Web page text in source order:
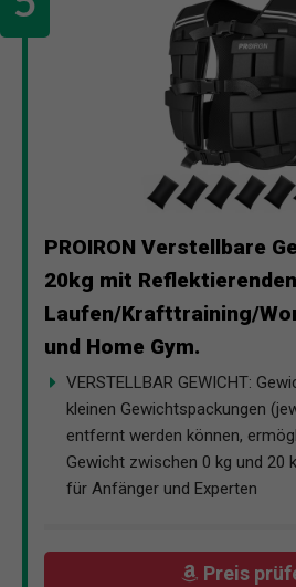
PROIRON Verstellbare
20kg mit
Laufen/Krafttraining/
und Home Gym.
VERSTELLBAR GEWICHT:
kleinen Gewichtspackungen
entfernt werden können,
Gewicht zwischen 0 kg und 20
für Anfänger und Experten
Preis